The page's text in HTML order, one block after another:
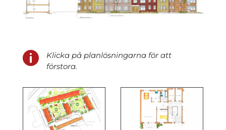

Klicka på planlösningarna för att
förstora.